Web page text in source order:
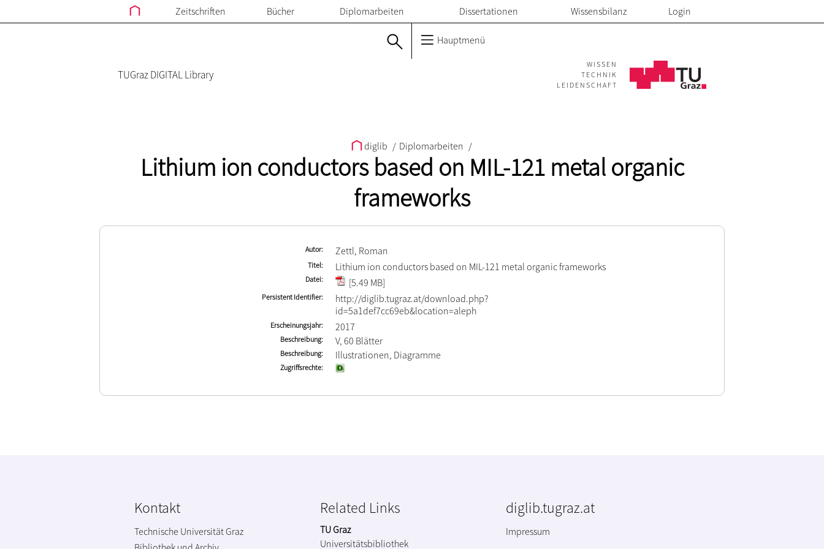
Zeitschriften Bücher Diplomarbeiten Dissertationen Wissensbilanz Login
Hauptmenü
TUGraz DIGITAL Library
WISSEN
TECHNIK
LEIDENSCHAFT
diglib / Diplomarbeiten /
Lithium ion conductors based on MIL-121 metal organic
frameworks
Autor Zettl, Roman
Titel Lithium ion conductors based on MIL-121 metal organic frameworks
Datei [5.49 MB]
Persistent Identifier
http://diglib.tugraz.at/download.php?
id=5a1def7cc69eb&location=aleph
Erscheinungsjahr 2017
Beschreibung V, 60 Blätter
Beschreibung Illustrationen, Diagramme
Zugriffsrechte
Kontakt
Technische Universität Graz
Related Links
TU Graz
Universitätsbibliothek
diglib.tugraz.at
Impressum